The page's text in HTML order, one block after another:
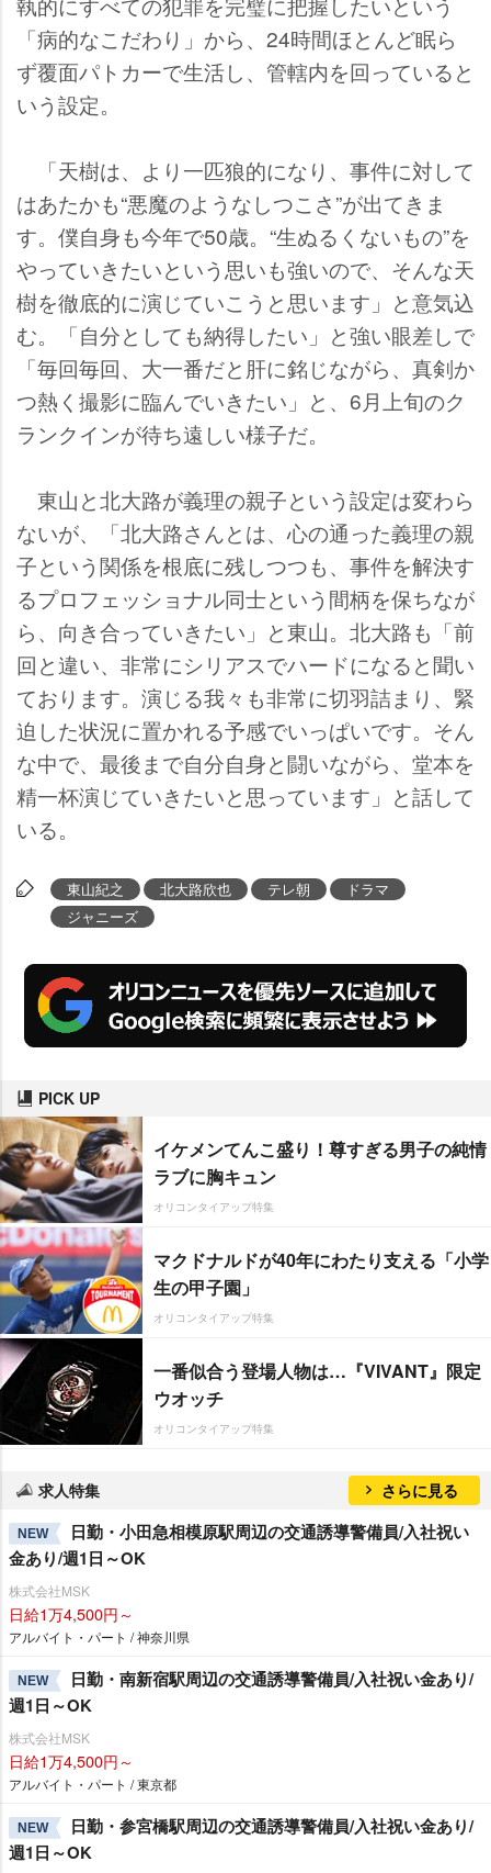
「病的なこだわり」から、24時間ほとんど眠ら
ず覆面パトカーで生活し、管轄内を回っていると
いう設定。
「天樹は、より一匹狼的になり、事件に対して
はあたかも“悪魔のようなしつこさ”が出てきま
す。僕自身も今年で50歳。“生ぬるくないもの”を
っていきたいという思いも強いので、そんな天
樹を徹底的に演じていこうと思います」と意気込
む。「自分としても納得したい」と強い眼差しで
「毎回毎回、大一番だと肝に銘じながら、真剣か
つ熱く撮影に臨んでいきたい」と、6月上旬のク
ランクインが待ち遠しい様子だ。
東山と北大路が義理の親子という設定は変わら
ないが、「北大路さんとは、心の通った義理の親
子という関係を根底に残しつつも、事件を解決す
るプロフェッショナル同士という間柄を保ちなが
ら、向き合っていきたい」と東山。北大路も「前
回と違い、非常にシリアスでハードになると聞い
ております。演じる我々も非常に切羽詰まり、緊
迫した状況に置かれる予感でいっぱいです。そん
な中で、最後まで自分自身と闘いながら、堂本を
精一杯演じていきたいと思っています」と話して
いる。
東山紀之 北大路欣也 テレ朝
ドラマ
ジャニーズ
PICK UP
イケメンてんこ盛り！尊すぎる男子の純情
ラブに胸キュン
オリコンタイアップ特集
マクドナルドが40年にわたり支える「小学
生の甲子園」
オリコンタイアップ特集
一番似合う登場人物は…『VIVANT』限定
ウオッチ
オリコンタイアップ特集
求人特集 さらに見る
NEW
日勤・小田急相模原駅周辺の交通誘導警備員/入社祝い
金あり/週1日～OK
株式会社MSK
日給1万4,500円～
アルバイト・パート / 神奈川県
NEW
日勤・南新宿駅周辺の交通誘導警備員/入社祝い金あり/
週1日～OK
株式会社MSK
日給1万4,500円～
アルバイト・パート / 東京都
NEW
日勤・参宮橋駅周辺の交通誘導警備員/入社祝い金あり/
週1日～OK